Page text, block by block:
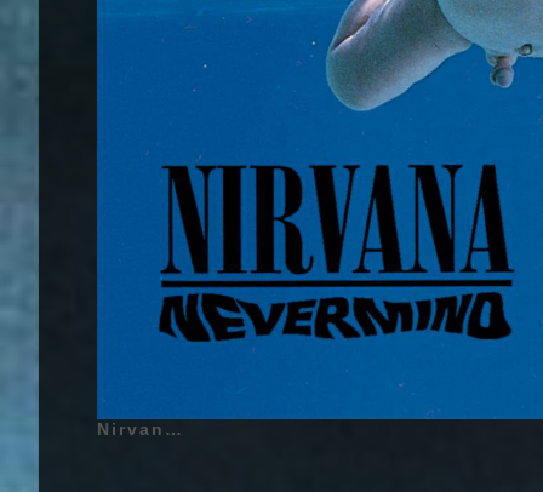
Nirvana - Nevermind - 1991 | Kurt Cobain (Kurt Donald Cobain) - 20 Février 1967 - Aberdeen, Washington, États-Unis d'Amérique - Chant, Guitare (1987 - 1994), Krist Novoselic (Krist Anthony Novoselic) - 16 Mai 1965 - Compton, Californie, États-Unis d'Amérique - Guitare Basse (1987 - 1994), Dave Grohl (Dave Eric Grohl) - 14 Janvier 1969 - Warren, Ohio, États-Unis d'Amérique - Batterie, Chœurs (1990 - 1994) | Genre : Grunge, Rock Alternatif, Hard Rock, Post-Punk | Pochette d'Album